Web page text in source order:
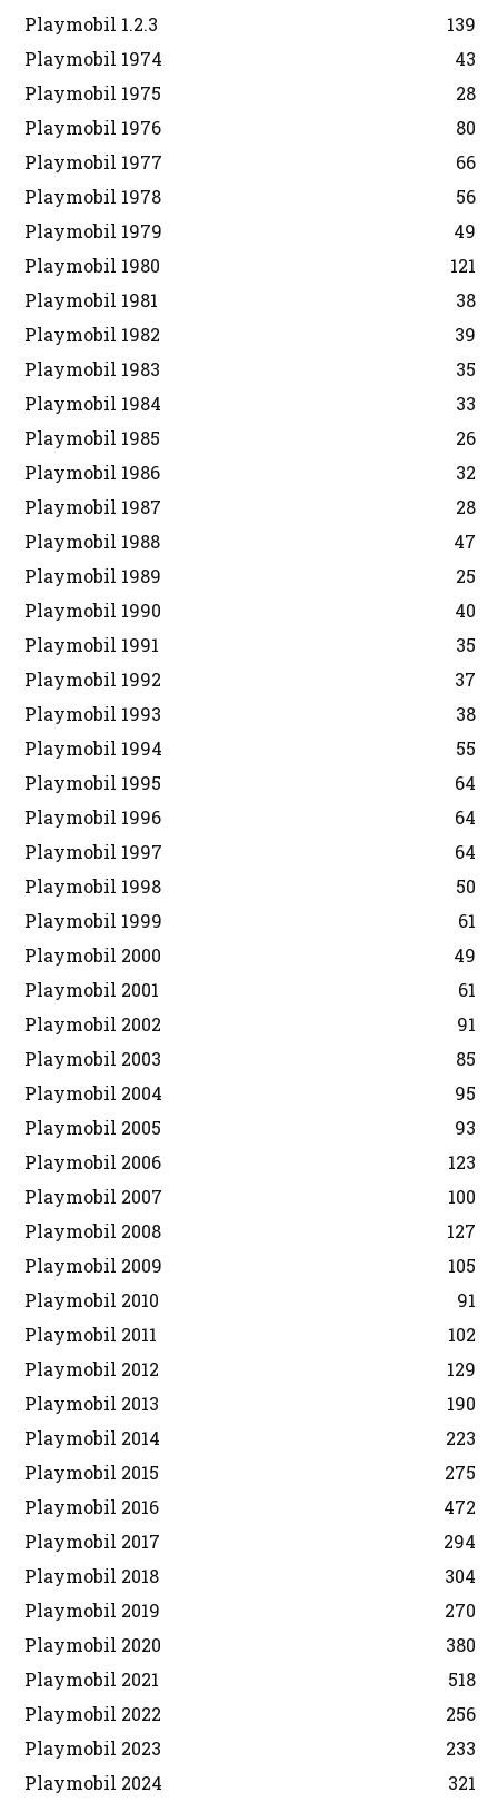
Playmobil 1.2.3
139
Playmobil 1974
43
Playmobil 1975
28
Playmobil 1976
80
Playmobil 1977
66
Playmobil 1978
56
Playmobil 1979
49
Playmobil 1980
121
Playmobil 1981
38
Playmobil 1982
39
Playmobil 1983
35
Playmobil 1984
33
Playmobil 1985
26
Playmobil 1986
32
Playmobil 1987
28
Playmobil 1988
47
Playmobil 1989
25
Playmobil 1990
40
Playmobil 1991
35
Playmobil 1992
37
Playmobil 1993
38
Playmobil 1994
55
Playmobil 1995
64
Playmobil 1996
64
Playmobil 1997
64
Playmobil 1998
50
Playmobil 1999
61
Playmobil 2000
49
Playmobil 2001
61
Playmobil 2002
91
Playmobil 2003
85
Playmobil 2004
95
Playmobil 2005
93
Playmobil 2006
123
Playmobil 2007
100
Playmobil 2008
127
Playmobil 2009
105
Playmobil 2010
91
Playmobil 2011
102
Playmobil 2012
129
Playmobil 2013
190
Playmobil 2014
223
Playmobil 2015
275
Playmobil 2016
472
Playmobil 2017
294
Playmobil 2018
304
Playmobil 2019
270
Playmobil 2020
380
Playmobil 2021
518
Playmobil 2022
256
Playmobil 2023
233
Playmobil 2024
321